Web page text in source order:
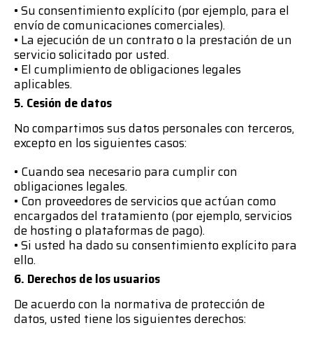
• Su consentimiento explícito (por ejemplo, para el
envío de comunicaciones comerciales).
• La ejecución de un contrato o la prestación de un
servicio solicitado por usted.
• El cumplimiento de obligaciones legales
aplicables.
5. Cesión de datos
No compartimos sus datos personales con terceros,
excepto en los siguientes casos:
• Cuando sea necesario para cumplir con
obligaciones legales.
• Con proveedores de servicios que actúan como
encargados del tratamiento (por ejemplo, servicios
de hosting o plataformas de pago).
• Si usted ha dado su consentimiento explícito para
ello.
6. Derechos de los usuarios
De acuerdo con la normativa de protección de
datos, usted tiene los siguientes derechos: